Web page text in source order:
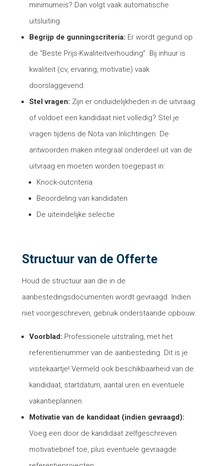
minimumeis? Dan volgt vaak automatische
uitsluiting.
Begrijp de gunningscriteria: Er wordt gegund op
de “Beste Prijs-Kwaliteitverhouding”. Bij inhuur is
kwaliteit (cv, ervaring, motivatie) vaak
doorslaggevend.
Stel vragen: Zijn er onduidelijkheden in de uitvraag
of voldoet een kandidaat niet volledig? Stel je
vragen tijdens de Nota van Inlichtingen. De
antwoorden maken integraal onderdeel uit van de
uitvraag en moeten worden toegepast in:
Knock-outcriteria
Beoordeling van kandidaten
De uiteindelijke selectie
Structuur van de Offerte
Houd de structuur aan die in de
aanbestedingsdocumenten wordt gevraagd. Indien
niet voorgeschreven, gebruik onderstaande opbouw:
Voorblad: Professionele uitstraling, met het
referentienummer van de aanbesteding. Dit is je
visitekaartje! Vermeld ook beschikbaarheid van de
kandidaat, startdatum, aantal uren en eventuele
vakantieplannen.
Motivatie van de kandidaat (indien gevraagd):
Voeg een door de kandidaat zelfgeschreven
motivatiebrief toe, plus eventuele gevraagde